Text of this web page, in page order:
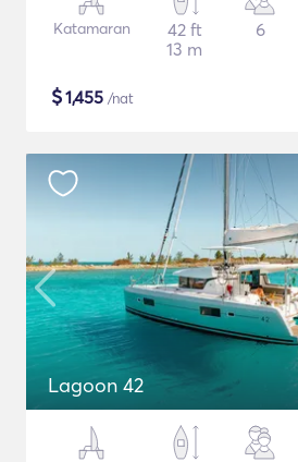
Katamaran
42 ft
13 m
6
$1,455 /nat
Lagoon 42